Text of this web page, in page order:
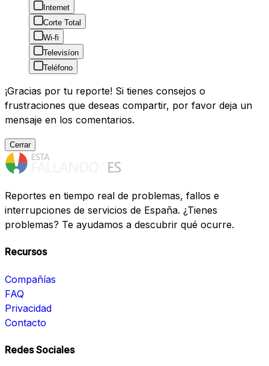
Internet
Corte Total
Wi-fi
Televisíon
Teléfono
¡Gracias por tu reporte! Si tienes consejos o
frustraciones que deseas compartir, por favor deja un
mensaje en los comentarios.
Cerrar
Reportes en tiempo real de problemas, fallos e
interrupciones de servicios de España. ¿Tienes
problemas? Te ayudamos a descubrir qué ocurre.
Recursos
Compañías
FAQ
Privacidad
Contacto
Redes Sociales